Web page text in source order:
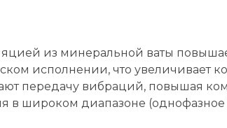
из минеральной ваты
исполнении, что увеличивает
передачу вибраций, повышая
широком диапазоне (однофазное